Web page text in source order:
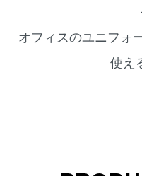
オフィスのユニフォ
使え